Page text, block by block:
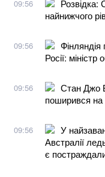
09:56
Розвідка:
найнижчого
09:56
Росії:
09:56
Стан Джо
поширився на
09:56
У
Австралії
є